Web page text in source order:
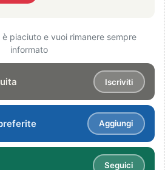
piaciuto e vuoi rimanere sempre
informato
Iscriviti
Aggiungi
Seguici